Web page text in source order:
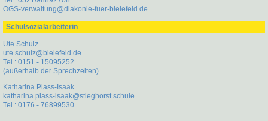
OGS-verwaltung@diakonie-fuer-bielefeld.de
Schulsozialarbeiterin
Ute Schulz
ute.schulz@bielefeld.de
Tel.: 0151 - 15095252
(außerhalb der Sprechzeiten)
Katharina Plass-Isaak
katharina.plass-isaak@stieghorst.schule
Tel.: 0176 - 76899530